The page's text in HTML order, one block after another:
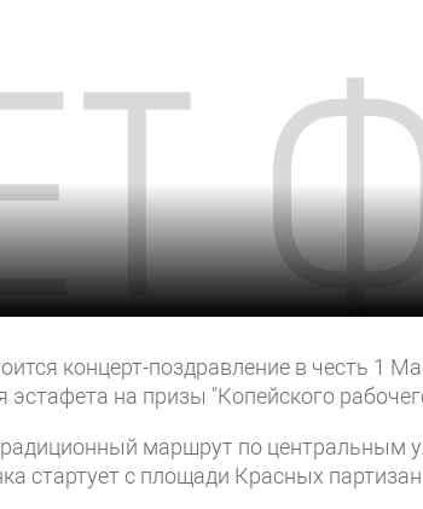
концерт-поздравление в честь 1
эстафета на призы "Копейского
маршрут по центральным
стартует с площади Красных